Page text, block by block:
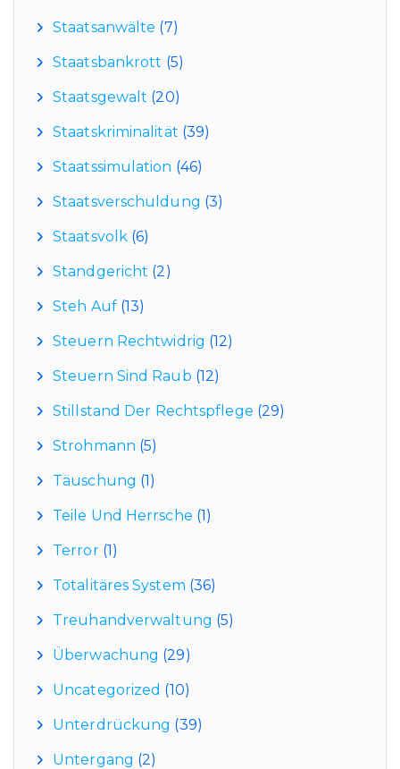
Staatsanwälte (7)
Staatsbankrott (5)
Staatsgewalt (20)
Staatskriminalität (39)
Staatssimulation (46)
Staatsverschuldung (3)
Staatsvolk (6)
Standgericht (2)
Steh Auf(13)
Steuern Rechtwidrig (12)
Steuern Sind Raub (12)
Stillstand Der Rechtspflege (29)
Strohmann (5)
Täuschung (1)
Teile Und Herrsche (1)
Terror(1)
Totalitäres System (36)
Treuhandverwaltung (5)
Überwachung (29)
Uncategorized (10)
Unterdrückung (39)
Untergang (2)